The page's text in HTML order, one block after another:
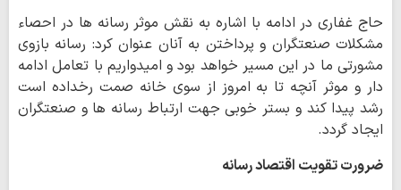
حاج غفاری در ادامه با اشاره به نقش موثر رسانه ها در احصاء
مشکلات صنعتگران و پرداختن به آنان عنوان کرد: رسانه بازوی
مشورتی ما در این مسیر خواهد بود و امیدواریم با تعامل ادامه
دار و موثر آنچه تا به امروز از سوی خانه صمت رخداده است
رشد پیدا کند و بستر خوبی جهت ارتباط رسانه ها و صنعتگران
ایجاد گردد.
ضرورت تقویت اقتصاد رسانه